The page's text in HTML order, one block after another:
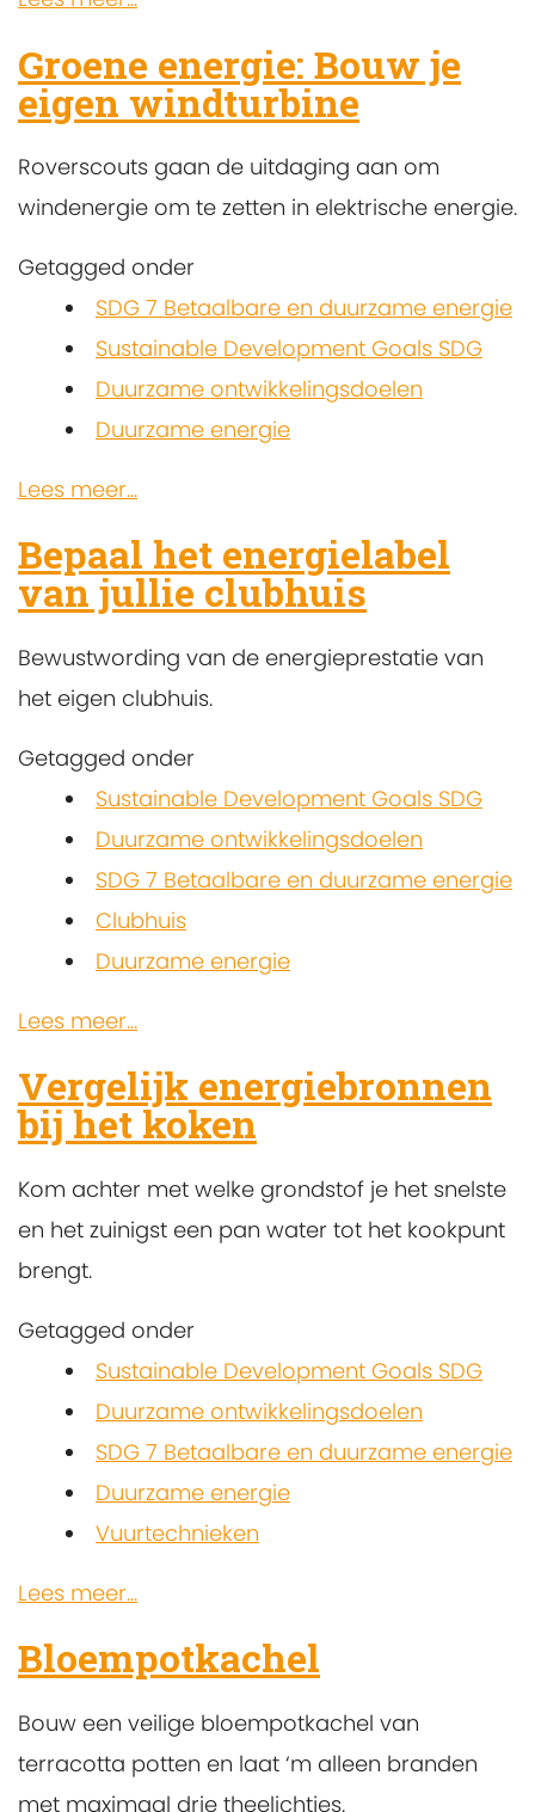
Groene energie: Bouw je
eigen windturbine
Roverscouts gaan de uitdaging aan om
windenergie om te zetten in elektrische energie.
Getagged onder
SDG 7 Betaalbare en duurzame energie
Sustainable Development Goals SDG
Duurzame ontwikkelingsdoelen
Duurzame energie
Lees meer...
Bepaal het energielabel
van jullie clubhuis
Bewustwording van de energieprestatie van
het eigen clubhuis.
Getagged onder
Sustainable Development Goals SDG
Duurzame ontwikkelingsdoelen
SDG 7 Betaalbare en duurzame energie
Clubhuis
Duurzame energie
Lees meer...
Vergelijk energiebronnen
bij het koken
Kom achter met welke grondstof je het snelste
en het zuinigst een pan water tot het kookpunt
brengt.
Getagged onder
Sustainable Development Goals SDG
Duurzame ontwikkelingsdoelen
SDG 7 Betaalbare en duurzame energie
Duurzame energie
Vuurtechnieken
Lees meer...
Bloempotkachel
Bouw een veilige bloempotkachel van
terracotta potten en laat ‘m alleen branden
met maximaal drie theelichtjes.